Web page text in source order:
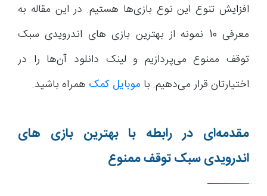
افزایش تنوع این نوع‌ بازی‌ها هستیم. در این مقاله به
معرفی 10 نمونه از بهترین بازی های اندرویدی سبک
توقف ممنوع می‌پردازیم و لینک دانلود آن‌ها را در
اختیارتان قرار می‌دهیم. با موبایل کمک همراه باشید.
مقدمه‌ای در رابطه با بهترین بازی های
اندرویدی سبک توقف ممنوع